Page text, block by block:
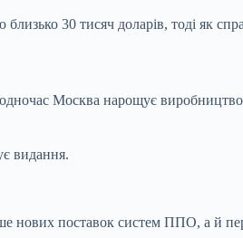
близько 30 тисяч доларів, тоді як
Москва нарощує
видання.
нових поставок систем ППО, а й